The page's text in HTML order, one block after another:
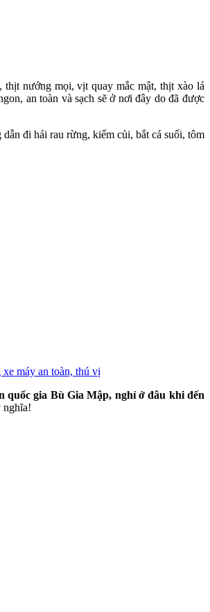
nướng mọi, vịt quay mắc mật, thịt xào lá
an toàn và sạch sẽ ở nơi đây do đã được
đi hái rau rừng, kiếm củi, bắt cá suối, tôm
máy an toàn, thú vị
quốc gia Bù Gia Mập, nghỉ ở đâu khi đến
nghĩa!